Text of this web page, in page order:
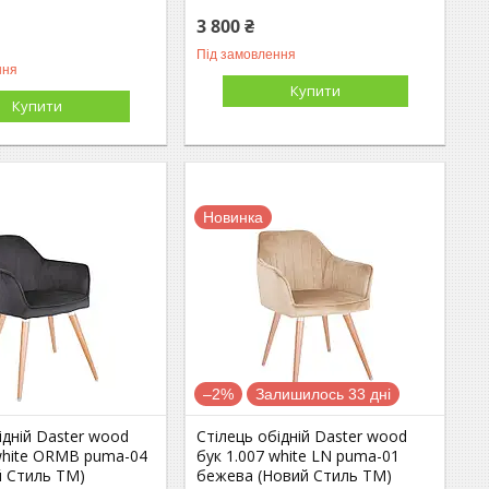
Купити
3 800 ₴
Під замовлення
Купити
Daster wood
ORMB puma-04
Стиль ТМ)
Новинка
–2% Залишилось 33 дні
Стілець обідній Daster wood
бук 1.007 white LN puma-01
бежева (Новий Стиль ТМ)